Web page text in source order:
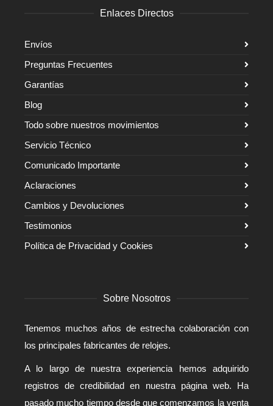
Enlaces Directos
Envíos
Preguntas Frecuentes
Garantías
Blog
Todo sobre nuestros movimientos
Servicio Técnico
Comunicado Importante
Aclaraciones
Cambios y Devoluciones
Testimonios
Política de Privacidad y Cookies
Sobre Nosotros
Tenemos muchos años de estrecha colaboración con
los principales fabricantes de relojes.
A lo largo de nuestra experiencia hemos adquirido
registros de credibilidad en nuestra página web. Ha
pasado mucho tiempo desde que comenzamos la venta